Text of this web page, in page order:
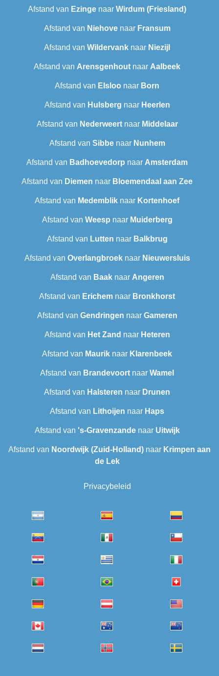
Afstand van Ezinge naar Wirdum (Friesland)
Afstand van Niehovenaar Fransum
Afstand van Wildervank naar Niezijl
Afstand van Arensgenhout naar Aalbeek
Afstand van Elsloo naar Born
Afstand van Hulsberg naar Heerlen
Afstand van Nederweertnaar Middelaar
Afstand van Sibbenaar Nunhem
Afstand van Badhoevedorp naar Amsterdam
Afstand van Diemen naar Bloemendaal aan Zee
Afstand van Medemblik naar Kortenhoef
Afstand van Weesp naar Muiderberg
Afstand van Lutten naar Balkbrug
Afstand van Overlangbroeknaar Nieuwersluis
Afstand van Baaknaar Angeren
Afstand van Erichem naar Bronkhorst
Afstand van Gendringen naar Gameren
Afstand van Het Zand naar Heteren
Afstand van Maurik naar Klarenbeek
Afstand van Brandevoort naar Wamel
Afstand van Halsteren naar Drunen
Afstand van Lithoijen naar Haps
Afstand van 's-Gravenzandenaar Uitwijk
Afstand van Noordwijk (Zuid-Holland) naar Krimpen aan
de Lek
Privacybeleid